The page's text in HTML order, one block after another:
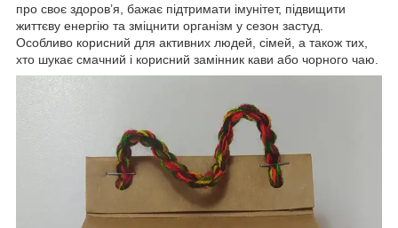
про своє здоров’я, бажає підтримати імунітет, підвищити
життєву енергію та зміцнити організм у сезон застуд.
Особливо корисний для активних людей, сімей, а також тих,
хто шукає смачний і корисний замінник кави або чорного чаю.